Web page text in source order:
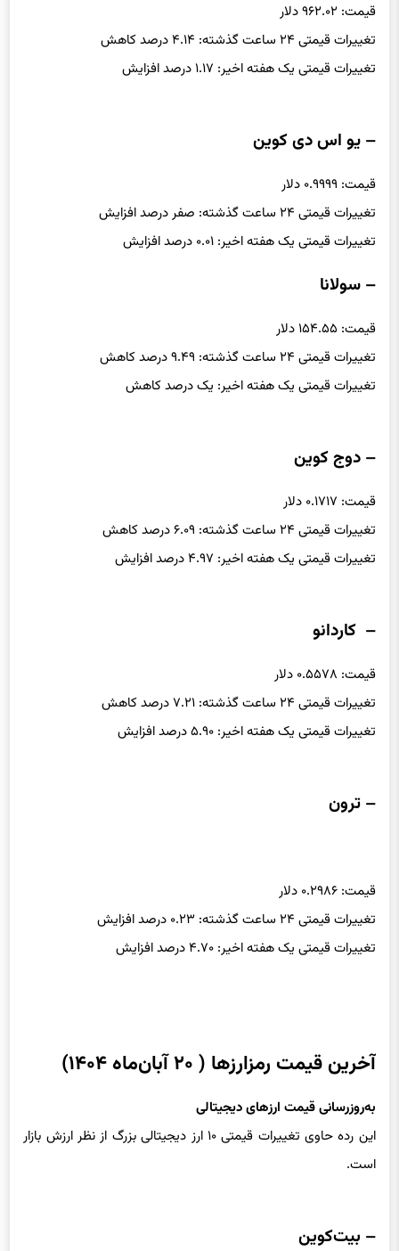
قیمت: ۹۶۲.۰۲ دلار
تغییرات قیمتی ۲۴ ساعت گذشته: ۴.۱۴ درصد کاهش
تغییرات قیمتی یک هفته اخیر: ۱.۱۷ درصد افزایش
– یو اس دی کوین
قیمت: ۰.۹۹۹۹ دلار
تغییرات قیمتی ۲۴ ساعت گذشته: صفر درصد افزایش
تغییرات قیمتی یک هفته اخیر: ۰.۰۱ درصد افزایش
– سولانا
قیمت: ۱۵۴.۵۵ دلار
تغییرات قیمتی ۲۴ ساعت گذشته: ۹.۴۹ درصد کاهش
تغییرات قیمتی یک هفته اخیر: یک درصد کاهش
– دوج کوین
قیمت: ۰.۱۷۱۷ دلار
تغییرات قیمتی ۲۴ ساعت گذشته: ۶.۰۹ درصد کاهش
تغییرات قیمتی یک هفته اخیر: ۴.۹۷ درصد افزایش
– کاردانو
قیمت: ۰.۵۵۷۸ دلار
تغییرات قیمتی ۲۴ ساعت گذشته: ۷.۲۱ درصد کاهش
تغییرات قیمتی یک هفته اخیر: ۵.۹۰ درصد افزایش
– ترون
قیمت: ۰.۲۹۸۶ دلار
تغییرات قیمتی ۲۴ ساعت گذشته: ۰.۲۳ درصد افزایش
تغییرات قیمتی یک هفته اخیر: ۴.۷۰ درصد افزایش
آخرین قیمت رمزارزها ( ۲۰ آبان‌ماه ۱۴۰۴)
به‌روزرسانی قیمت ارزهای دیجیتالی
این رده حاوی تغییرات قیمتی ۱۰ ارز دیجیتالی بزرگ از نظر ارزش بازار
است.
– بیت‌کوین